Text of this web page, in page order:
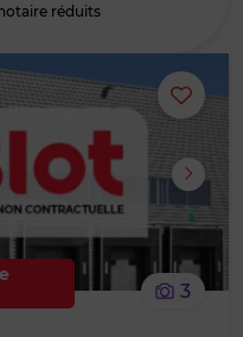
réduits
ou
le
3